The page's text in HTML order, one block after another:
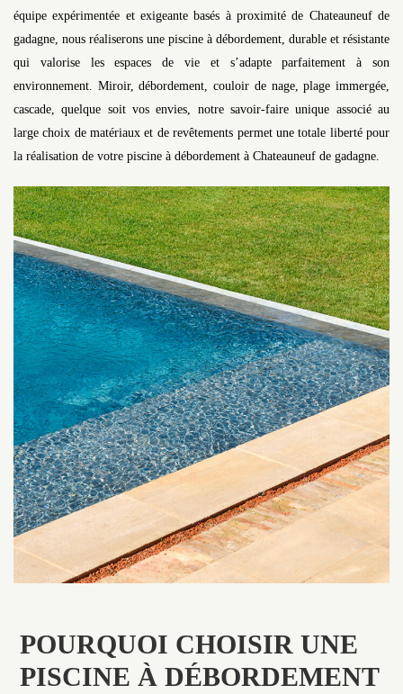
équipe expérimentée et exigeante basés à proximité de Chateauneuf de
gadagne, nous réaliserons une piscine à débordement, durable et résistante
qui valorise les espaces de vie et s’adapte parfaitement à son
environnement. Miroir, débordement, couloir de nage, plage immergée,
cascade, quelque soit vos envies, notre savoir-faire unique associé au
large choix de matériaux et de revêtements permet une totale liberté pour
la réalisation de votre piscine à débordement à Chateauneuf de gadagne.
POURQUOI CHOISIR UNE
PISCINE À DÉBORDEMENT